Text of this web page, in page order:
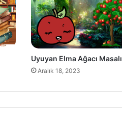
Uyuyan Elma Ağacı Masalı
Aralık 18, 2023